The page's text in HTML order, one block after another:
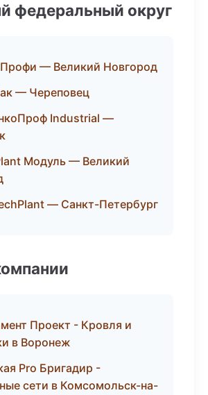
федеральный округ
— Великий Новгород
— Череповец
Industrial —
Модуль — Великий
— Санкт-Петербург
Проект - Кровля и
в Воронеж
Pro Бригадир -
сети в Комсомольск-на-